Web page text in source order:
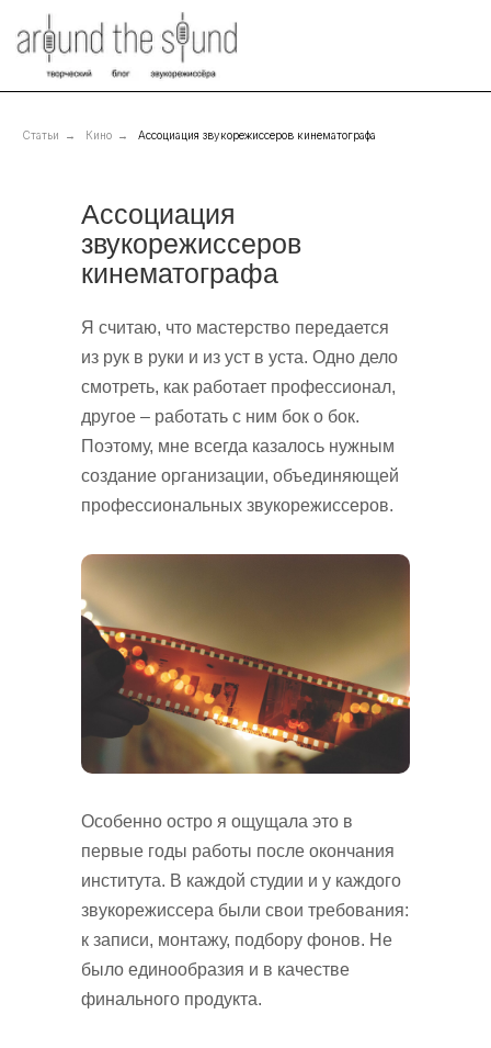
Статьи → Кино → Ассоциация звукорежиссеров кинематографа
Я считаю, что мастерство передается
из рук в руки и из уст в уста. Одно дело
смотреть, как работает профессионал,
другое – работать с ним бок о бок.
Поэтому, мне всегда казалось нужным
создание организации, объединяющей
профессиональных звукорежиссеров.
Особенно остро я ощущала это в
первые годы работы после окончания
института. В каждой студии и у каждого
звукорежиссера были свои требования:
к записи, монтажу, подбору фонов. Не
было единообразия и в качестве
финального продукта.
Ассоциация
звукорежиссеров
кинематографа